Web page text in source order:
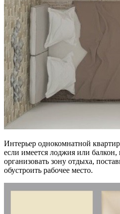
Интерьер однокомнатной
если имеется лоджия или
организовать зону отдыха,
обустроить рабочее место.